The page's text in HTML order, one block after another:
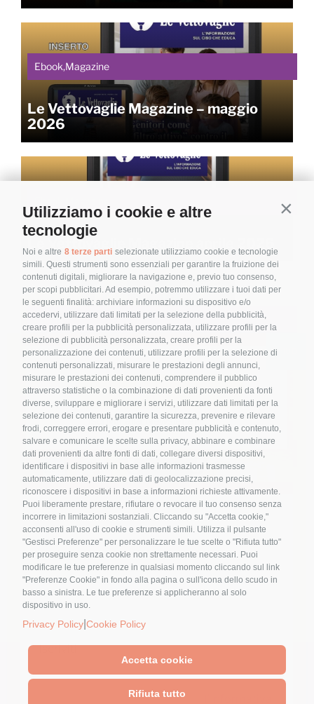
Utilizziamo i cookie e altre
tecnologie
Noi e altre 8 terze parti selezionate utilizziamo cookie e tecnologie
simili. Questi strumenti sono essenziali per garantire la fruizione dei
contenuti digitali, migliorare la navigazione e, previo tuo consenso,
per scopi pubblicitari. Ad esempio, potremmo utilizzare i tuoi dati per
le seguenti finalità: archiviare informazioni su dispositivo e/o
accedervi, utilizzare dati limitati per la selezione della pubblicità,
creare profili per la pubblicità personalizzata, utilizzare profili per la
selezione di pubblicità personalizzata, creare profili per la
personalizzazione dei contenuti, utilizzare profili per la selezione di
contenuti personalizzati, misurare le prestazioni degli annunci,
misurare le prestazioni dei contenuti, comprendere il pubblico
attraverso statistiche o la combinazione di dati provenienti da fonti
diverse, sviluppare e migliorare i servizi, utilizzare dati limitati per la
selezione dei contenuti, garantire la sicurezza, prevenire e rilevare
frodi, correggere errori, erogare e presentare pubblicità e contenuto,
salvare e comunicare le scelte sulla privacy, abbinare e combinare
dati provenienti da altre fonti di dati, collegare diversi dispositivi,
identificare i dispositivi in base alle informazioni trasmesse
automaticamente, utilizzare dati di geolocalizzazione precisi,
riconoscere i dispositivi in base a informazioni richieste attivamente.
Puoi liberamente prestare, rifiutare o revocare il tuo consenso senza
incorrere in limitazioni sostanziali. Cliccando su "Accetta cookie,"
acconsenti all'uso di cookie e strumenti simili. Utilizza il pulsante
"Gestisci Preferenze" per personalizzare le tue scelte o "Rifiuta tutto"
per proseguire senza cookie non strettamente necessari. Puoi
modificare le tue preferenze in qualsiasi momento cliccando sul link
"Preferenze Cookie" in fondo alla pagina o sull'icona dello scudo in
basso a sinistra. Le tue preferenze si applicheranno al solo
dispositivo in uso.
Privacy Policy Cookie Policy
Accetta cookie
Rifiuta tutto
Ebook,Magazine
Le Vettovaglie Magazine – maggio
2026
Le Vettovaglie Magazine aprile 2026
Ebook
Le Vettovaglie Magazine – marzo
2026
Ebook
Endometriosi: Riequilibrare il Qi e
calmare il dolore
© 2023 - Pubblicato da Elena Alquati - area comunicazione e
direzione artistica
Sede Legale: Via Val di Ledro, 11 - 20162 Milano - Sede
Nome *
Email*
Cliccando sul tasto "Iscriviti" dichiari di
accettare, aver letto e compreso